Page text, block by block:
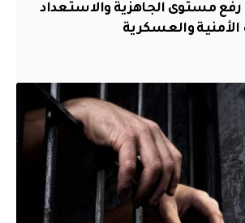
رفع مستوى الجاهزية والاستعداد
الأمنية والعسكرية